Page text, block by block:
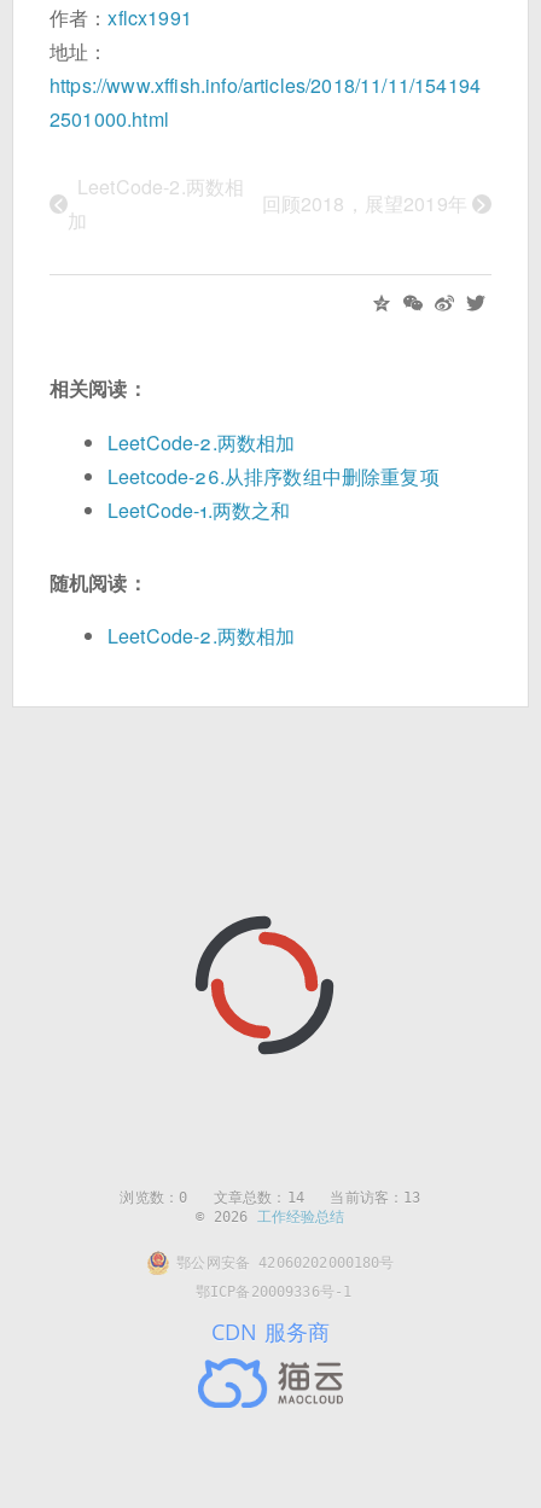
作者：xflcx1991
地址：
https://www.xffish.info/articles/2018/11/11/154194
2501000.html
<
LeetCode-2.两数相
加
回顾2018，展望2019年 >
相关阅读：
LeetCode-2.两数相加
Leetcode-26.从排序数组中删除重复项
LeetCode-1.两数之和
随机阅读：
LeetCode-2.两数相加
浏览数： 0 文章总数：14 当前访客：13
© 2026 工作经验总结
鄂公网安备 42060202000180号
鄂ICP备20009336号-1
CDN 服务商